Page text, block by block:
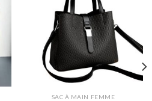
SAC À MAIN FEMME